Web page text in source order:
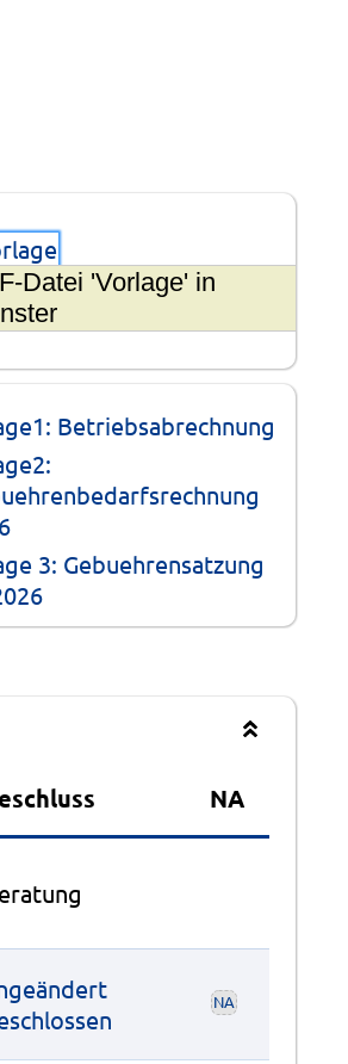
Datei 'Vorlage' in
Betriebsabrechnung
3: Gebuehrensatzung
NA
NA